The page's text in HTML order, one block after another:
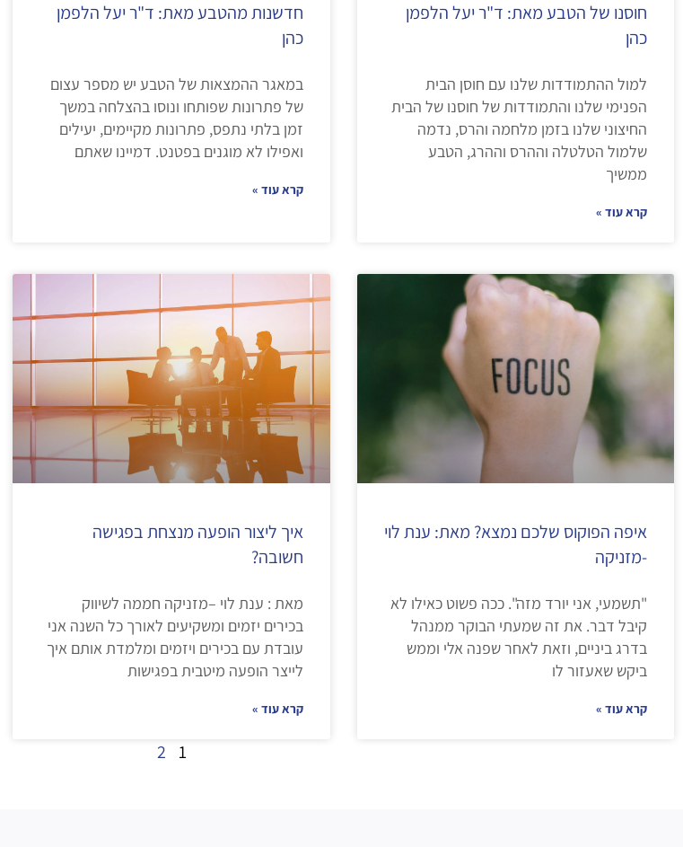
חוסנו של הטבע מאת: ד"ר יעל הלפמן
כהן
למול ההתמודדות שלנו עם חוסן הבית
הפנימי שלנו והתמודדות של חוסנו של הבית
החיצוני שלנו בזמן מלחמה והרס, נדמה
שלמול הטלטלה וההרס וההרג, הטבע
ממשיך
קרא עוד »
חדשנות מהטבע מאת: ד"ר יעל הלפמן
כהן
במאגר ההמצאות של הטבע יש מספר עצום
של פתרונות שפותחו ונוסו בהצלחה במשך
זמן בלתי נתפס, פתרונות מקיימים, יעילים
ואפילו לא מוגנים בפטנט. דמיינו שאתם
קרא עוד »
איפה הפוקוס שלכם נמצא? מאת: ענת לוי
-מזניקה
"תשמעי, אני יורד מזה". ככה פשוט כאילו לא
קיבל דבר. את זה שמעתי הבוקר ממנהל
בדרג ביניים, וזאת לאחר שפנה אלי וממש
ביקש שאעזור לו
קרא עוד »
איך ליצור הופעה מנצחת בפגישה
חשובה?
מאת : ענת לוי –מזניקה חממה לשיווק
בכירים יזמים ומשקיעים לאורך כל השנה אני
עובדת עם בכירים ויזמים ומלמדת אותם איך
לייצר הופעה מיטבית בפגישות
קרא עוד »
1
2